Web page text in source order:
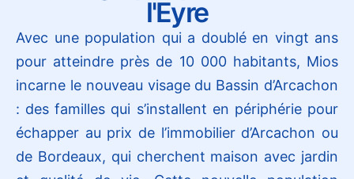
l'Eyre
Avec une population qui a doublé en vingt ans
pour atteindre près de 10 000 habitants, Mios
incarne le nouveau visage du Bassin d’Arcachon
: des familles qui s’installent en périphérie pour
échapper au prix de l’immobilier d’Arcachon ou
de Bordeaux, qui cherchent maison avec jardin